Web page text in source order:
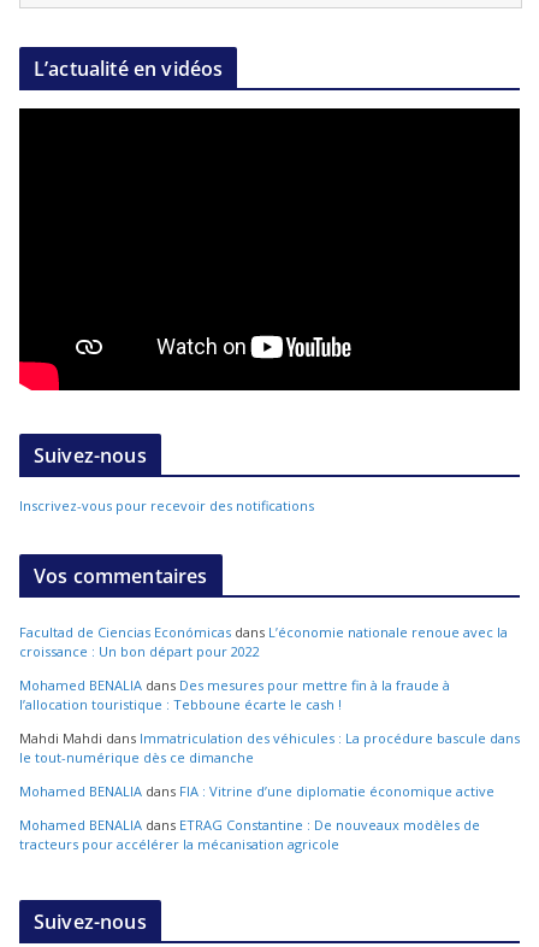
L’actualité en vidéos
Suivez-nous
Inscrivez-vous pour recevoir des notifications
Vos commentaires
Facultad de Ciencias Económicas dans L’économie nationale renoue avec la
croissance : Un bon départ pour 2022
Mohamed BENALIA dans Des mesures pour mettre fin à la fraude à
l’allocation touristique : Tebboune écarte le cash !
Mahdi Mahdi dans Immatriculation des véhicules : La procédure bascule dans
le tout-numérique dès ce dimanche
Mohamed BENALIA dans FIA : Vitrine d’une diplomatie économique active
Mohamed BENALIA dans ETRAG Constantine : De nouveaux modèles de
tracteurs pour accélérer la mécanisation agricole
Suivez-nous